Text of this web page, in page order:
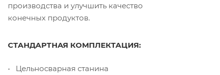
производства и улучшить качество
конечных продуктов.
СТАНДАРТНАЯ КОМПЛЕКТАЦИЯ:
• Цельносварная станина